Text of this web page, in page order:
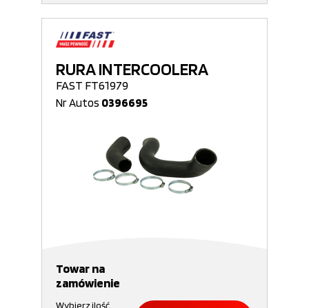
RURA INTERCOOLERA
FAST FT61979
Nr Autos 0396695
Towar na
zamówienie
Wybierz ilość